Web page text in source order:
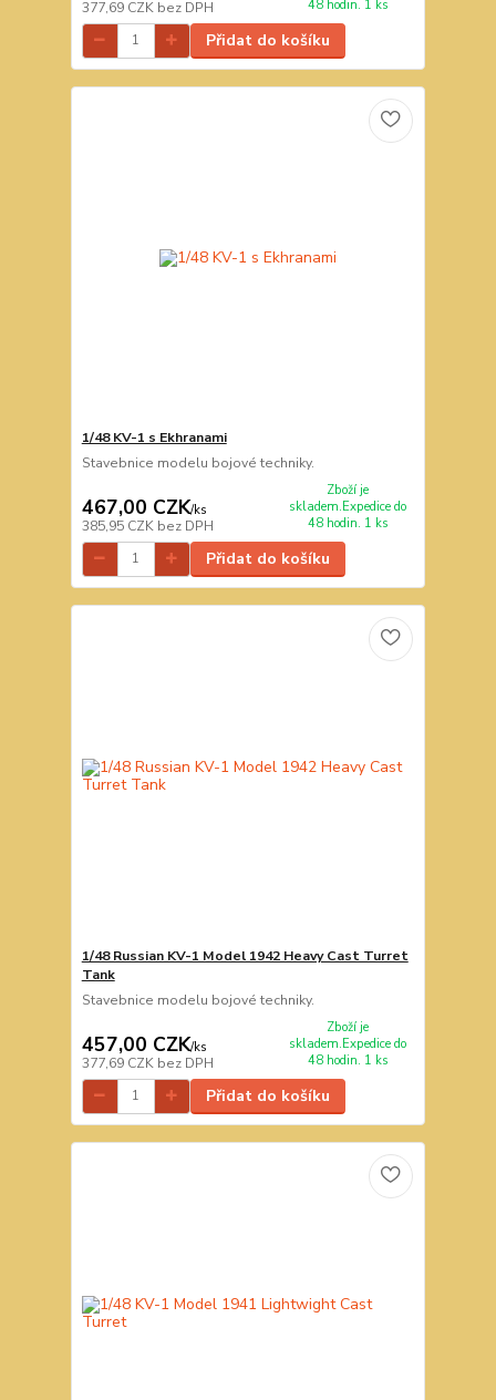
377,69 CZK bez DPH 48 hodin. 1 ks
Přidat do košíku
1/48 KV-1 s Ekhranami
Stavebnice modelu bojové techniky.
467,00 CZK/ks
385,95 CZK bez DPH
Zboží je
skladem.Expedice do
48 hodin. 1 ks
Přidat do košíku
1/48 Russian KV-1 Model 1942 Heavy Cast Turret
Tank
Stavebnice modelu bojové techniky.
457,00 CZK/ks
377,69 CZK bez DPH
Zboží je
skladem.Expedice do
48 hodin. 1 ks
Přidat do košíku